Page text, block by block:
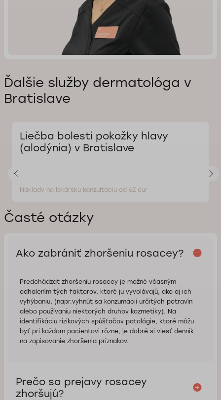
Ďalšie služby dermatológa v
Bratislave
Liečba bolesti pokožky hlavy
(alodýnia) v Bratislave
Náklady na lekársku konzultáciu od 62 eur
Časté otázky
Ako zabrániť zhoršeniu rosacey?
Predchádzať zhoršeniu rosacey je možné včasným
odhalením tých faktorov, ktoré ju vyvolávajú, ako aj ich
vyhýbaniu, (napr.vyhnúť sa konzumácii určitých potravín
alebo používaniu niektorých druhov kozmetiky). Na
identifikáciu rizikových spúšťačov patológie, ktoré môžu
byť pri každom pacientovi rôzne, je dobré si viesť denník
na zapisovanie zhoršenia príznakov.
Prečo sa prejavy rosacey
zhoršujú?